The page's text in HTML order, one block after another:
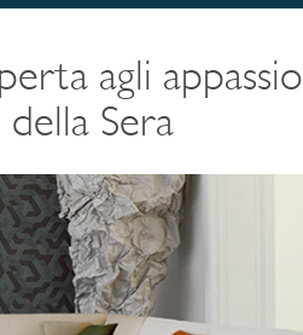
agli
Sera